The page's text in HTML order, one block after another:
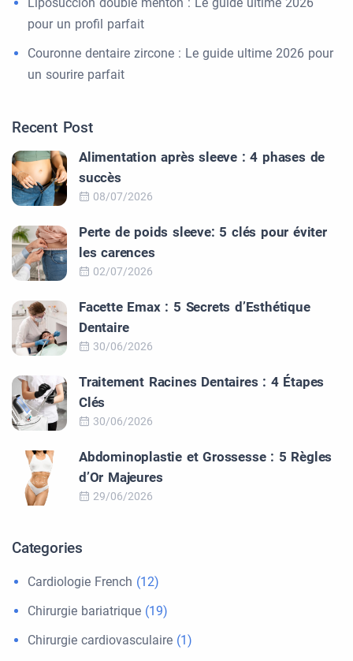
pour un profil parfait
Couronne dentaire zircone : Le guide ultime 2026 pour
un sourire parfait
Recent Post
Alimentation après sleeve : 4 phases de
succès
08/07/2026
Perte de poids sleeve: 5 clés pour éviter
les carences
02/07/2026
Facette Emax : 5 Secrets d’Esthétique
Dentaire
30/06/2026
Traitement Racines Dentaires : 4 Étapes
Clés
30/06/2026
Abdominoplastie et Grossesse : 5 Règles
d’Or Majeures
29/06/2026
Categories
Cardiologie French (12)
Chirurgie bariatrique (19)
Chirurgie cardiovasculaire (1)